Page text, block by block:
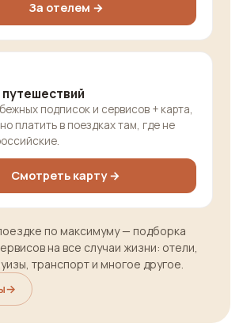
За отелем →
подписок и сервисов + карта,
платить в поездках там, где не
Смотреть карту →
по максимуму — подборка
на все случаи жизни: отели,
транспорт и многое другое.
→